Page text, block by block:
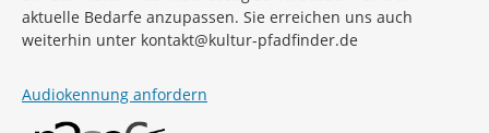
aktuelle Bedarfe anzupassen. Sie erreichen uns auch
weiterhin unter kontakt@kultur-pfadfinder.de
Audiokennung anfordern